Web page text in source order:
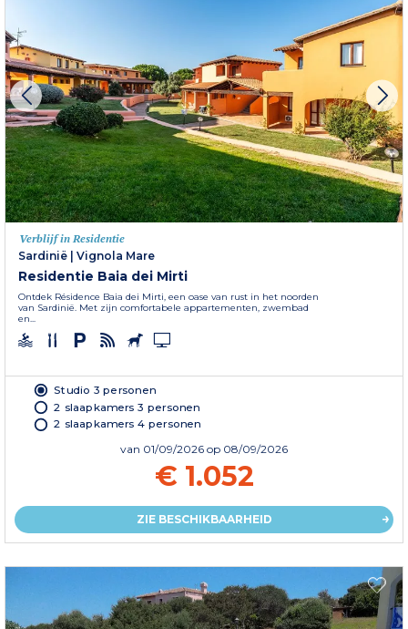
Verblijf in Residentie
Sardinië | Vignola Mare
Residentie Baia dei Mirti
Ontdek Résidence Baia dei Mirti, een oase van rust in het noorden
van Sardinië. Met zijn comfortabele appartementen, zwembad
en...
Studio 3 personen
2 slaapkamers 3 personen
2 slaapkamers 4 personen
van 01/09/2026 op 08/09/2026
€ 1.052
ZIE BESCHIKBAARHEID